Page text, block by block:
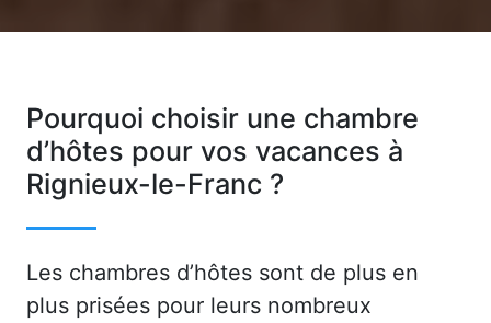
Pourquoi choisir une chambre
d’hôtes pour vos vacances à
Rignieux-le-Franc ?
Les chambres d’hôtes sont de plus en
plus prisées pour leurs nombreux